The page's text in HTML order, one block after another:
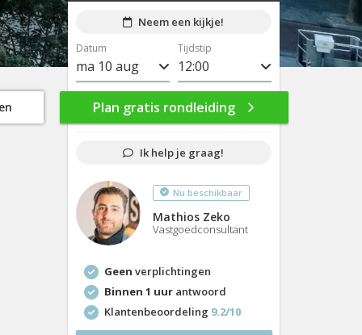
Neem een kijkje!
Datum
ma 10 aug
di 11 aug
wo 12 aug
do 13 aug
vr 14 aug
ma 17 aug
wo 19 aug
do 20 aug
Tijdstip
8:00
8:30
9:00
9:30
10:00
10:30
11:30
Plan gratis rondleiding
Ik help je graag!
Nu beschikbaar
Mathios Zeko
Vastgoedconsultant
Geen verplichtingen
Binnen 1 uurantwoord
Klantenbeoordeling 9.2/10